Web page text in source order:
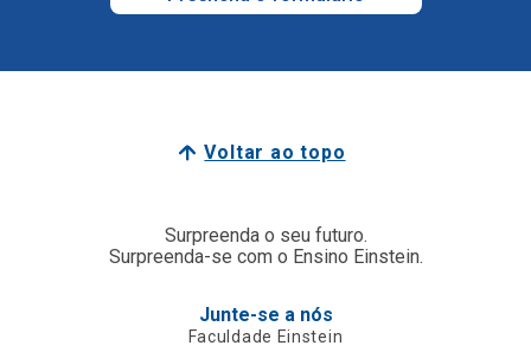
Voltar ao topo
Surpreenda o seu futuro.
Surpreenda-se com o Ensino Einstein.
Junte-se a nós
Faculdade Einstein